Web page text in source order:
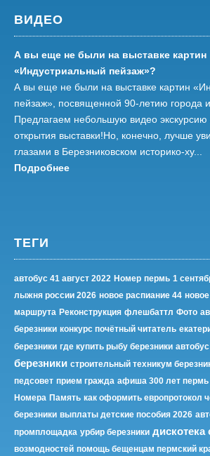
ВИДЕО
А вы еще не были на выставке картин
«Индустриальный пейзаж»?
А вы еще не были на выставке картин
пейзаж», посвященной 90-летию города
Предлагаем небольшую видео экскурсию
открытия выставки!Но, конечно, лучше
глазами в Березниковском историко-ху...
Подробнее
ТЕГИ
автобус 41 август 2022 Номер пермь 1
лыжня россии 2026 новое распиание 44
маршрута Реконструкция флешбаттл Фото
березники конкурс почётный читатель
березники где купить рыбу березники
березники строительный техникум
педсовет прием гражда афиша 300 лет пермь
Номера Память как оформить европротокол
березники выплаты детские пособия 2026
промплощадка урбир березники дискотека
возмодностей помощь бещенцам пермский